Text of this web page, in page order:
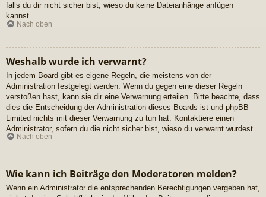
falls du dir nicht sicher bist, wieso du keine Dateianhänge anfügen
kannst.
Nach oben
Weshalb wurde ich verwarnt?
In jedem Board gibt es eigene Regeln, die meistens von der
Administration festgelegt werden. Wenn du gegen eine dieser Regeln
verstoßen hast, kann sie dir eine Verwarnung erteilen. Bitte beachte, dass
dies die Entscheidung der Administration dieses Boards ist und phpBB
Limited nichts mit dieser Verwarnung zu tun hat. Kontaktiere einen
Administrator, sofern du die nicht sicher bist, wieso du verwarnt wurdest.
Nach oben
Wie kann ich Beiträge den Moderatoren melden?
Wenn ein Administrator die entsprechenden Berechtigungen vergeben hat,